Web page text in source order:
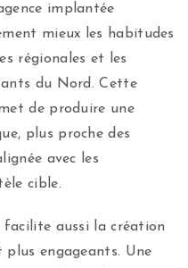
implantée
mieux les habitudes
régionales et les
du Nord. Cette
de produire une
plus proche des
avec les
cible.
aussi la création
engageants. Une